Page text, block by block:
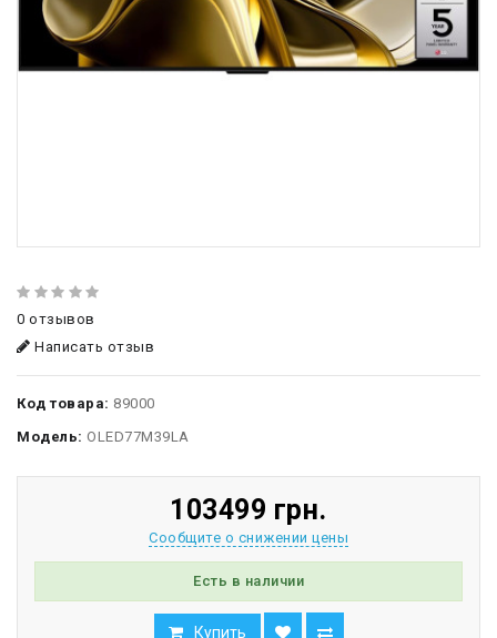
0 отзывов
Написать отзыв
Код товара: 89000
Модель: OLED77M39LA
103499 грн.
Сообщите о снижении цены
Есть в наличии
Купить